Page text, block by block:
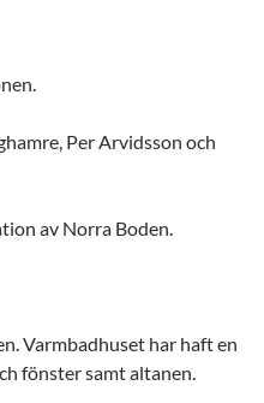
Per Arvidsson och
av Norra Boden.
Varmbadhuset har haft en
fönster samt altanen.